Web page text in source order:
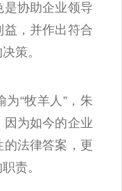
协助企业领导
益，并作出符合
策。
“牧羊人”，朱
为如今的企业
法律答案，更
责。